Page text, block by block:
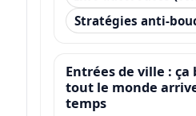
Stratégies anti-
Entrées de ville :
tout le monde
temps